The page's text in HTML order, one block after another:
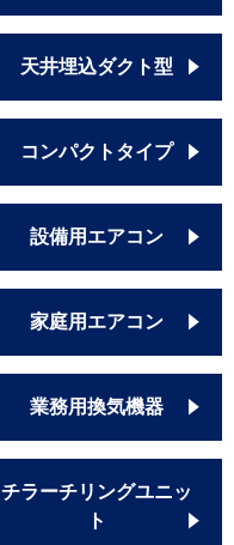
天井埋込ダクト型
コンパクトタイプ
設備用エアコン
家庭用エアコン
業務用換気機器
チラーチリングユニッ
ト